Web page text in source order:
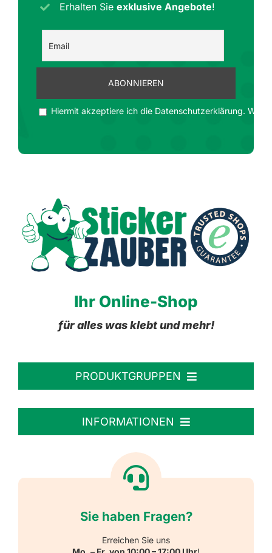
Erhalten Sieexklusive Angebote!
Hiermit akzeptiere ich die Datenschutzerklärung. Wir
Ihr Online-Shop
für alles was klebt und mehr!
PRODUKTGRUPPEN
Personalisierte Aufkleber
Reflektierende Aufkleber
INFORMATIONEN
Sie haben Fragen?
Erreichen Sie uns